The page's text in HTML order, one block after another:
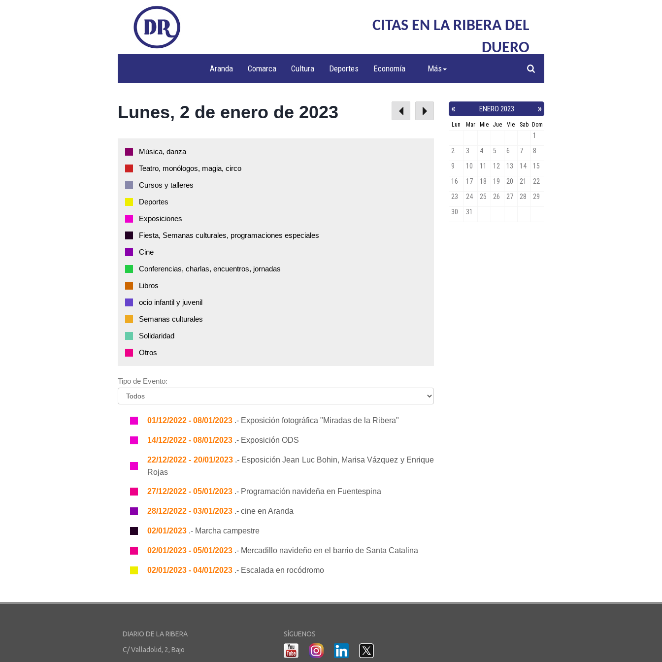
CITAS EN LA RIBERA DEL
DUERO
Aranda Comarca Cultura Deportes Economía Más
Lunes, 2 de enero de 2023
Música, danza
Teatro, monólogos, magia, circo
Cursos y talleres
Deportes
Exposiciones
Fiesta, Semanas culturales, programaciones especiales
Cine
Conferencias, charlas, encuentros, jornadas
Libros
ocio infantil y juvenil
Semanas culturales
Solidaridad
Otros
Tipo de Evento:
01/12/2022 - 08/01/2023 .- Exposición fotográfica "Miradas de la Ribera"
14/12/2022 - 08/01/2023 .- Exposición ODS
22/12/2022 - 20/01/2023.- Esposición Jean Luc Bohin, Marisa Vázquez y Enrique
Rojas
27/12/2022 - 05/01/2023 .- Programación navideña en Fuentespina
28/12/2022 - 03/01/2023 .- cine en Aranda
02/01/2023 .- Marcha campestre
02/01/2023 - 05/01/2023 .- Mercadillo navideño en el barrio de Santa Catalina
02/01/2023 - 04/01/2023 .- Escalada en rocódromo
DIARIO DE LA RIBERA
C/ Valladolid, 2, Bajo
SÍGUENOS